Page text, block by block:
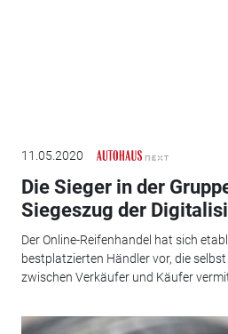
11.05.2020
Die Sieger in der
Siegeszug der
Der Online-Reifenhandel hat sich
bestplatzierten Händler vor, die
zwischen Verkäufer und Käufer